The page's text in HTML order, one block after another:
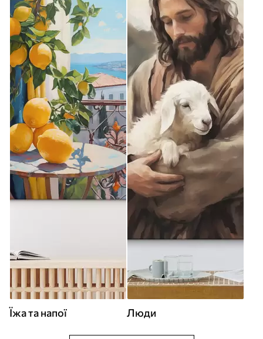
Їжа та напої Люди